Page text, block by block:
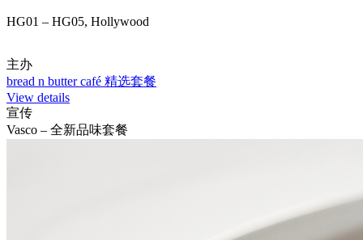
HG01 – HG05, Hollywood
主办
bread n butter café 精选套餐
View details
宣传
Vasco – 全新品味套餐